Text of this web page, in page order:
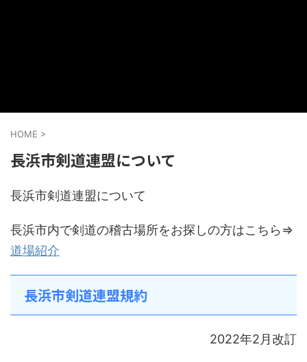
HOME >
長浜市剣道連盟について
長浜市剣道連盟について
長浜市内で剣道の稽古場所をお探しの方はこちら⇒
道場紹介
長浜市剣道連盟規約
2022年2月改訂